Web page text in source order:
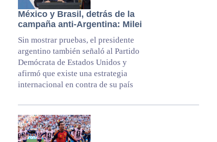
México y Brasil, detrás de la
campaña anti-Argentina: Milei
Sin mostrar pruebas, el presidente
argentino también señaló al Partido
Demócrata de Estados Unidos y
afirmó que existe una estrategia
internacional en contra de su país